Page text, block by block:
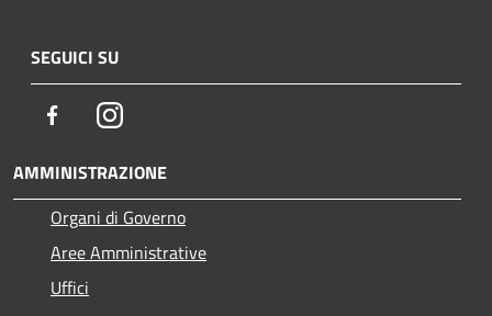
SEGUICI SU
FacebookInstagram
AMMINISTRAZIONE
Organi di Governo
Aree Amministrative
Uffici